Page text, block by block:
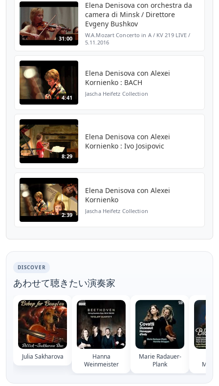
31:00
Elena Denisova con orchestra da
camera di Minsk / Direttore
Evgeny Bushkov
W.A.Mozart Concerto in A / KV 219 LIVE /
5.11.2016
4:41
Elena Denisova con Alexei
Kornienko : BACH
Jascha Heifetz Collection
8:29
Elena Denisova con Alexei
Kornienko : Ivo Josipovic
2:39
Elena Denisova con Alexei
Kornienko
Jascha Heifetz Collection
DISCOVER
あわせて聴きたい演奏家
Julia Sakharova
Hanna
Weinmeister
Marie Radauer-
Plank